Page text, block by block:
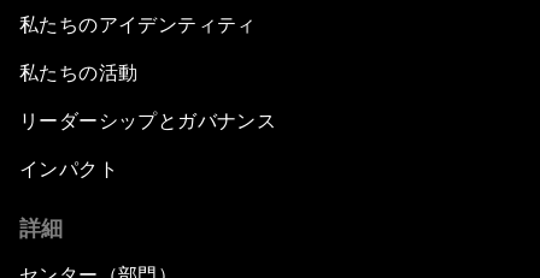
私たちのアイデンティティ
私たちの活動
リーダーシップとガバナンス
インパクト
詳細